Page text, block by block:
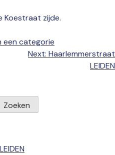
Koestraat zijde.
een categorie
Next: Haarlemmerstraat
LEIDEN
Zoeken